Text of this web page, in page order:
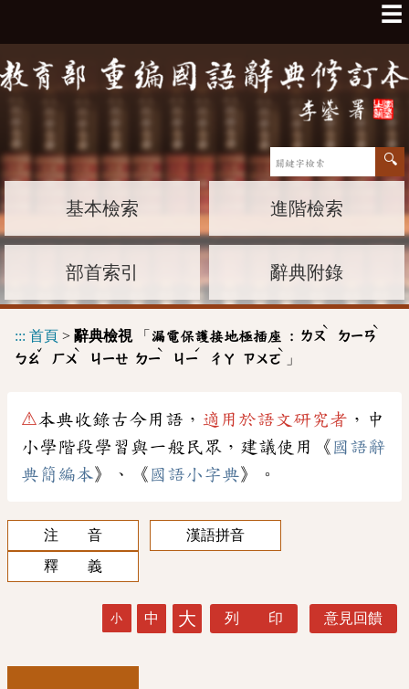
☰
基本檢索 進階檢索
部首索引 辭典附錄
::: 首頁 > 辭典檢視「 漏電保護接地極插座 : ㄌㄡ
ˋ
ㄉㄧㄢ
ˋ
ㄅㄠ
ˇ
ㄏㄨ
ˋ
ㄐㄧㄝ ㄉㄧ
ˋ
ㄐㄧ
ˊ
ㄔㄚ ㄗㄨㄛ
ˋ
」
⚠本典收錄古今用語， 適用於語文研究者 ，中
小學階段學習與一般民眾，建議使用《 國語辭
典簡編本》、《 國語小字典》。
注 音
漢語拼音
釋 義
小 中 大 列 印 意見回饋